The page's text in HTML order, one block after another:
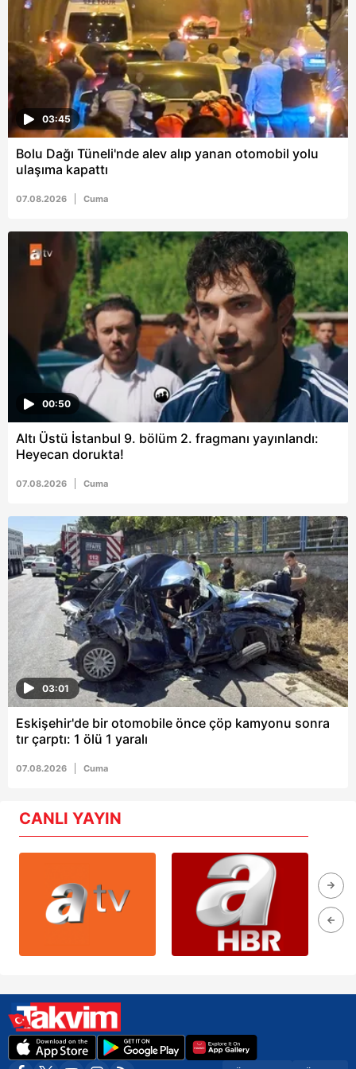
ilgili mevzuata uygun olarak kullanılan çerezlerle ilgili bilgi
almak için lütfentıklayınız.
03:45
Bolu Dağı Tüneli'nde alev alıp yanan otomobil yolu
ulaşıma kapattı
07.08.2026 Cuma
00:50
Altı Üstü İstanbul 9. bölüm 2. fragmanı yayınlandı:
Heyecan dorukta!
07.08.2026 Cuma
03:01
Eskişehir'de bir otomobile önce çöp kamyonu sonra
tır çarptı: 1 ölü 1 yaralı
07.08.2026 Cuma
CANLI YAYIN